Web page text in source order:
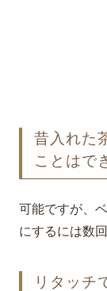
昔入れた
ことはで
可能ですが、
にするには数
リタッチ